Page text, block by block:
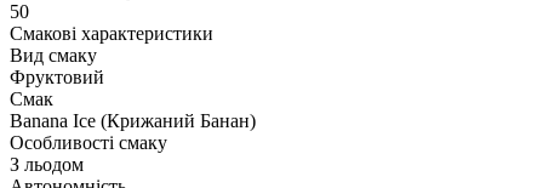
50
Смакові характеристики
Вид смаку
Фруктовий
Смак
Banana Ice (Крижаний Банан)
Особливості смаку
З льодом